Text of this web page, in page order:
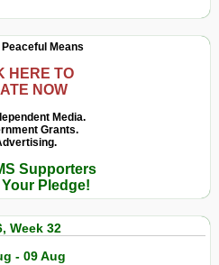
Means
HERE TO
NOW
Media.
Grants.
Supporters
Pledge!
Week 32
- 09 Aug